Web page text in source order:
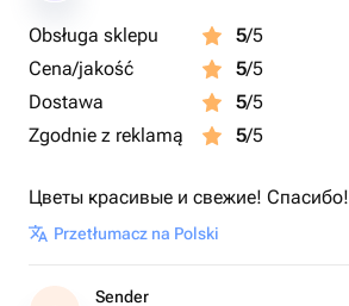
Obsługa sklepu 5/5
Cena/jakość
5/5
Dostawa
5/5
Zgodnie z reklamą
5/5
Цветы красивые и свежие! Спасибо!
Przetłumacz na Polski
Sender